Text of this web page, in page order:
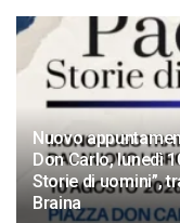
Nuovo
Don Carlo, lunedì
Storie di uomini”,
Braina